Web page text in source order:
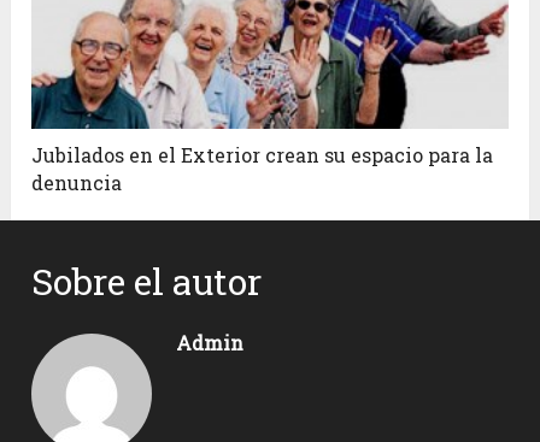
Jubilados en el Exterior crean su espacio para la
denuncia
Sobre el autor
Admin